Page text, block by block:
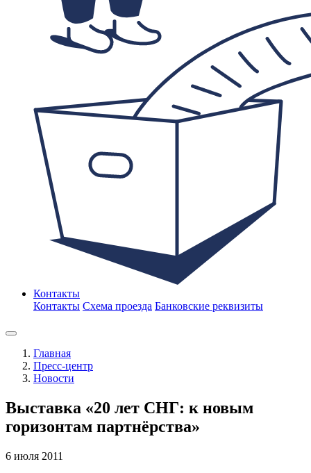
Контакты
Контакты Схема проезда Банковские реквизиты
Главная
Пресс-центр
Новости
Выставка «20 лет СНГ: к новым
горизонтам партнёрства»
6 июля 2011